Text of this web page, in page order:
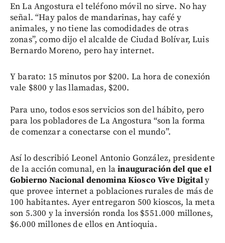
En La Angostura el teléfono móvil no sirve. No hay
señal. “Hay palos de mandarinas, hay café y
animales, y no tiene las comodidades de otras
zonas”, como dijo el alcalde de Ciudad Bolívar, Luis
Bernardo Moreno, pero hay internet.
Y barato: 15 minutos por $200. La hora de conexión
vale $800 y las llamadas, $200.
Para uno, todos esos servicios son del hábito, pero
para los pobladores de La Angostura “son la forma
de comenzar a conectarse con el mundo”.
Así lo describió Leonel Antonio González, presidente
de la acción comunal, en lainauguración del que el
Gobierno Nacional denomina Kiosco Vive Digitaly
que provee internet a poblaciones rurales de más de
100 habitantes. Ayer entregaron 500 kioscos, la meta
son 5.300 y la inversión ronda los $551.000 millones,
$6.000 millones de ellos en Antioquia.